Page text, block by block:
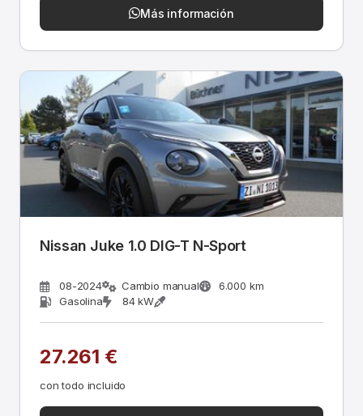
Más información
Nissan Juke 1.0 DIG-T N-Sport
08-2024 Cambio manual
6.000 km
Gasolina
84 kW
27.261 €
con todo incluido